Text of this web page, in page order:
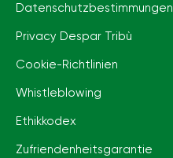
Datenschutzbestimmungen
Privacy Despar Tribù
Cookie-Richtlinien
Whistleblowing
Ethikkodex
Zufriendenheitsgarantie